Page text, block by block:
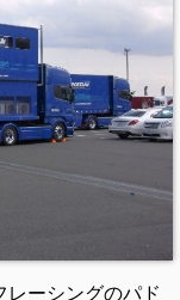
レーシングのパド